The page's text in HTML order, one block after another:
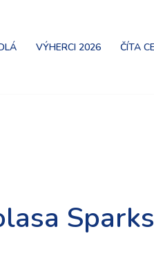
VÝHERCI 2026 ČÍTA